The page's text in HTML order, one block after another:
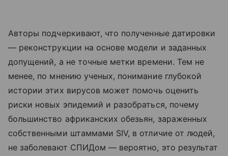
Авторы подчеркивают, что полученные датировки
— реконструкции на основе модели и заданных
допущений, а не точные метки времени. Тем не
менее, по мнению ученых, понимание глубокой
истории этих вирусов может помочь оценить
риски новых эпидемий и разобраться, почему
большинство африканских обезьян, зараженных
собственными штаммами SIV, в отличие от людей,
не заболевают СПИДом — вероятно, это результат